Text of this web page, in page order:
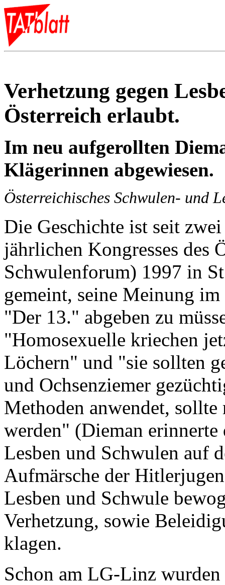
Verhetzung gegen
Österreich erlaubt.
Im neu aufgerollten
Klägerinnen abgewiesen.
Österreichisches Schwulen- und
Die Geschichte ist seit
jährlichen Kongresses des
Schwulenforum) 1997 in
gemeint, seine Meinung
"Der 13." abgeben zu
"Homosexuelle kriechen
Löchern" und "sie sollten
und Ochsenziemer
Methoden anwendet,
werden" (Dieman erinnerte
Lesben und Schwulen auf
Aufmärsche der
Lesben und Schwule
Verhetzung, sowie
klagen.
Schon am LG-Linz